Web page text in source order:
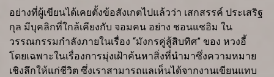
อย่างที่ผู้เขียนได้เคยตั้งข้อสังเกตไปแล้วว่า เสกสรรค์ ประเสริฐ
กุล มีบุคลิกที่ใกล้เคียงกับ จอมคน อย่าง ชอนแชอิม ใน
วรรณกรรมกำลังภายในเรื่อง “มังกรคู่สู้สิบทิศ” ของ หวงอี้
โดยเฉพาะในเรื่องการมุ่งเฝ้าค้นหาสิ่งที่นำมาซึ่งความหมาย
เชิงลึกให้แก่ชีวิต ซึ่งเราสามารถแลเห็นได้จากงานเขียนแทบ